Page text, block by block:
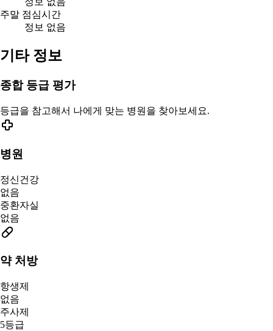
주말 점심시간
정보 없음
기타 정보
종합 등급 평가
등급을 참고해서 나에게 맞는 병원을 찾아보세요.
병원
정신건강
없음
중환자실
없음
약 처방
항생제
없음
주사제
5등급